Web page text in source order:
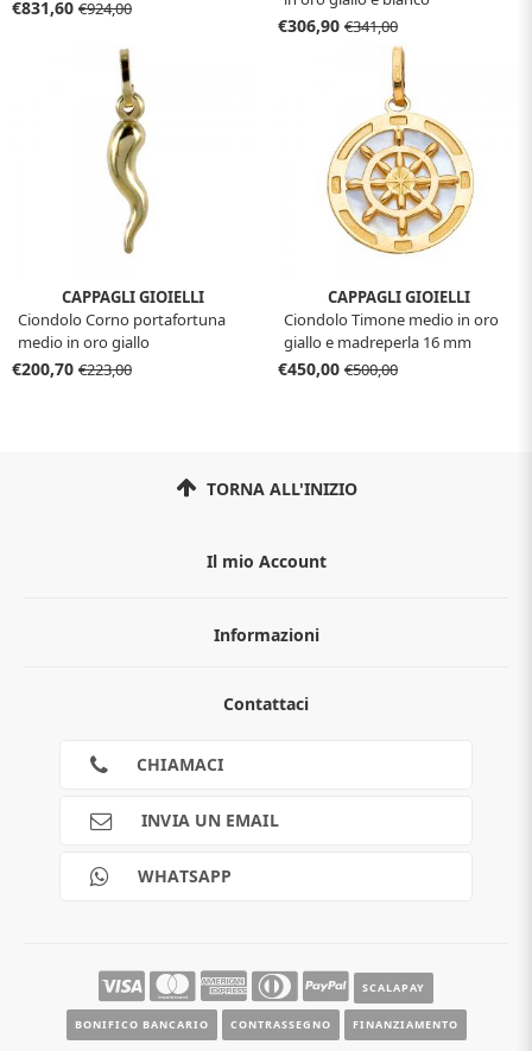
€831,60 €924,00
€306,90 €341,00
CAPPAGLI GIOIELLI
Ciondolo Corno portafortuna
medio in oro giallo
€200,70 €223,00
CAPPAGLI GIOIELLI
Ciondolo Timone medio in oro
giallo e madreperla 16 mm
€450,00 €500,00
TORNA ALL'INIZIO
Il mio Account
Informazioni
Guida all'acquisto
Scalapay
Contattaci
CHIAMACI
INVIA UN EMAIL
WHATSAPP
SCALAPAY
BONIFICO BANCARIO CONTRASSEGNO FINANZIAMENTO